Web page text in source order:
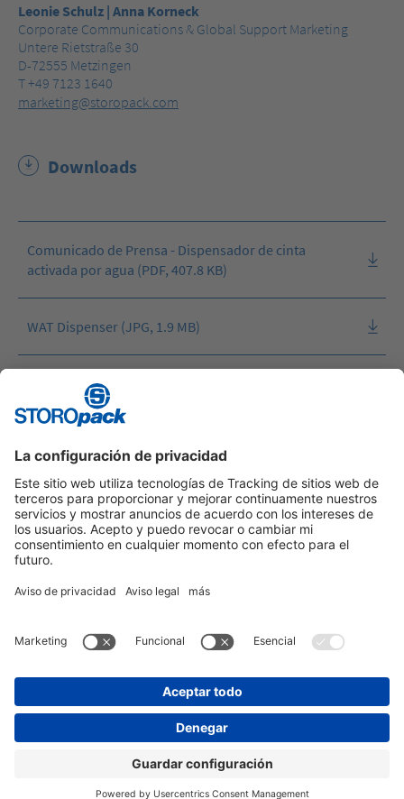
Leonie Schulz | Anna Korneck
Corporate Communications & Global Support Marketing
Untere Rietstraße 30
D-72555 Metzingen
T +49 7123 1640
marketing@storopack.com
Downloads
Comunicado de Prensa - Dispensador de cinta
activada por agua (PDF, 407.8 KB)
WAT Dispenser (JPG, 1.9 MB)
WAT Dispenser (JPG, 3.0 MB)
Instagram LinkedIn Vimeo
YouTube
AVISO DE PRIVACIDAD
PIE DE IMPRENTA
CONDICIONES GENERALES DE CONTRATACIÓN
PROTECCIÓN DE DATOS